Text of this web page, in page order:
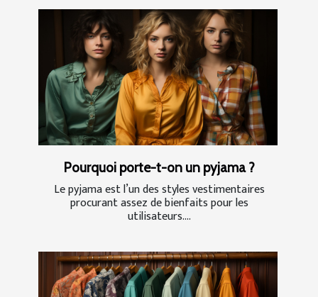
Pourquoi porte-t-on un pyjama ?
Le pyjama est l’un des styles vestimentaires
procurant assez de bienfaits pour les
utilisateurs....